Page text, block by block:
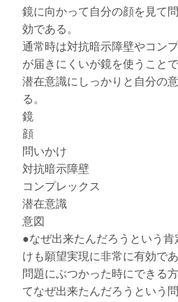
鏡に向かって自分の顔を見て
効である。
通常時は対抗暗示障壁やコン
が届きにくいが鏡を使うこと
潜在意識にしっかりと自分の
る。
鏡
顔
問いかけ
対抗暗示障壁
コンプレックス
潜在意識
意図
●なぜ出来たんだろうという
けも願望実現に非常に有効で
問題にぶつかった時にできる
てなぜ出来たんだろうという